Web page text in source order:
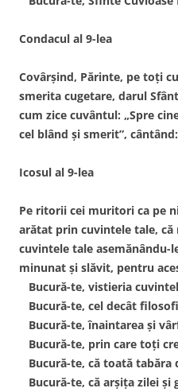
Condacul al 9-lea
Covârşind, Părinte, pe toţi
smerita cugetare, darul
cum zice cuvântul: „Spre
cel blând şi smerit”,
Icosul al 9-lea
Pe ritorii cei muritori ca pe
arătat prin cuvintele tale,
cuvintele tale asemănându-
minunat şi slăvit, pentru
Bucură-te, vistieria
Bucură-te, cel decât
Bucură-te, înaintarea şi
Bucură-te, prin care toţi
Bucură-te, că toată tabăra
Bucură-te, că arşiţa zilei şi